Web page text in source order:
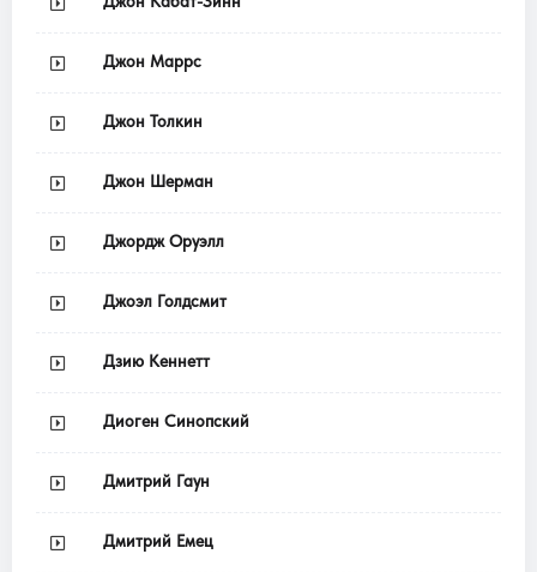
Джон Маррс
Джон Толкин
Джон Шерман
Джордж Оруэлл
Джоэл Голдсмит
Дзию Кеннетт
Диоген Синопский
Дмитрий Гаун
Дмитрий Емец